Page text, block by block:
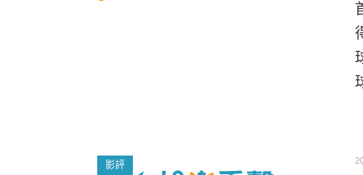
影評